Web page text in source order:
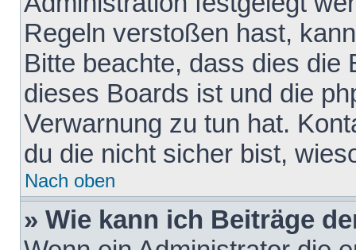
Regeln verstoßen hast,
Bitte beachte, dass dies die
dieses Boards ist und die
Verwarnung zu tun hat.
du die nicht sicher bist,
Nach oben
» Wie kann ich Beiträge